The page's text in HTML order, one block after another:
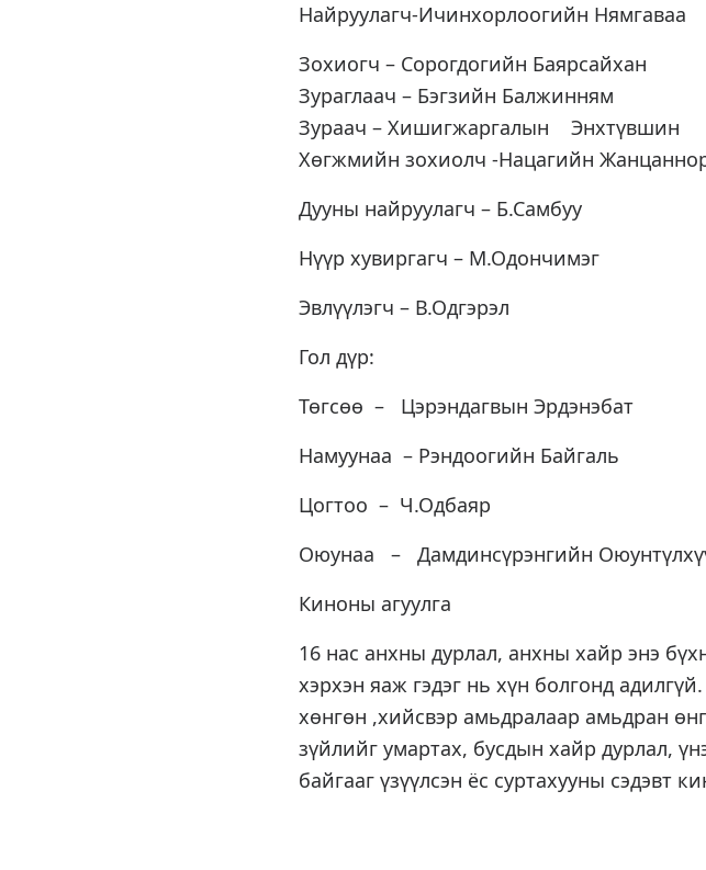
Найруулагч-Ичинхорлоогийн Нямгаваа
Зохиогч – Сорогдогийн Баярсайхан
Зураглаач – Бэгзийн Балжинням
Зураач – Хишигжаргалын Энхтүвшин
Хөгжмийн зохиолч -Нацагийн
Дууны найруулагч – Б.Самбуу
Нүүр хувиргагч – М.Одончимэг
Эвлүүлэгч – В.Одгэрэл
Гол дүр:
Төгсөө – Цэрэндагвын Эрдэнэбат
Намуунаа – Рэндоогийн Байгаль
Цогтоо – Ч.Одбаяр
Оюунаа – Дамдинсүрэнгийн
Киноны агуулга
16 нас анхны дурлал, анхны хайр энэ
хэрхэн яаж гэдэг нь хүн болгонд
хөнгөн ,хийсвэр амьдралаар амьдран
зүйлийг умартах, бусдын хайр дурлал,
байгааг үзүүлсэн ёс суртахууны сэдэвт